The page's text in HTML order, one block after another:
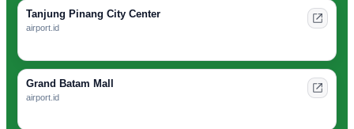
Tanjung Pinang City Center
airport.id
Grand Batam Mall
airport.id